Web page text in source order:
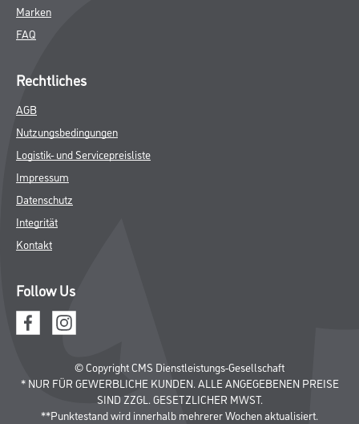
Marken
FAQ
Rechtliches
AGB
Nutzungsbedingungen
Logistik- und Servicepreisliste
Impressum
Datenschutz
Integrität
Kontakt
Follow Us
© Copyright CMS Dienstleistungs-Gesellschaft
* NUR FÜR GEWERBLICHE KUNDEN. ALLE ANGEGEBENEN PREISE
SIND ZZGL. GESETZLICHER MWST.
**Punktestand wird innerhalb mehrerer Wochen aktualisiert.